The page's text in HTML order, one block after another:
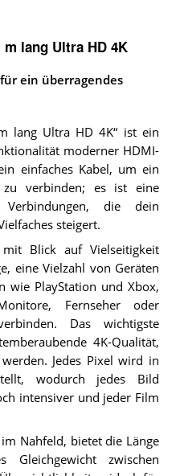
m lang Ultra HD 4K
ein überragendes
lang Ultra HD 4K“ ist ein
moderner HDMI-
einfaches Kabel, um ein
verbinden; es ist eine
die dein
steigert.
Blick auf Vielseitigkeit
eine Vielzahl von Geräten
wie PlayStation und Xbox,
Fernseher oder
Das wichtigste
4K-Qualität,
Jedes Pixel wird in
wodurch jedes Bild
intensiver und jeder Film
Nahfeld, bietet die Länge
zwischen